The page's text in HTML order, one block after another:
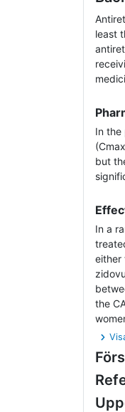
least
In the
but
In a
either
the